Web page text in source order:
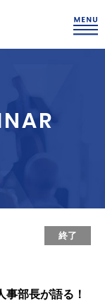
終了
事部長が語る！